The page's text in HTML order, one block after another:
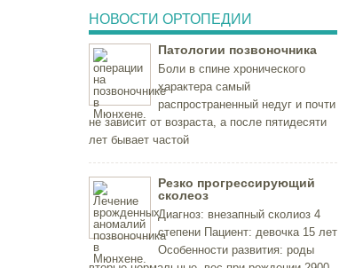
НОВОСТИ ОРТОПЕДИИ
Патологии позвоночника
Боли в спине хронического
характера самый
распространенный недуг и почти
не зависит от возраста, а после пятидесяти
лет бывает частой
Резко прогрессирующий
сколеоз
Диагноз: внезапный сколиоз 4
степени Пациент: девочка 15 лет
Особенности развития: роды